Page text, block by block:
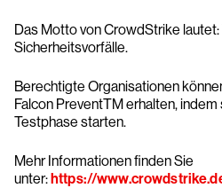
Das Motto von CrowdStrike
Sicherheitsvorfälle.
Berechtigte Organisationen
Falcon PreventTM erhalten,
Testphase starten.
Mehr Informationen finden Sie
unter:https://